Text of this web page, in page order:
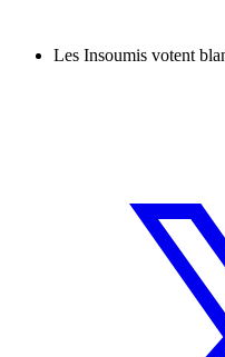
Les Insoumis votent